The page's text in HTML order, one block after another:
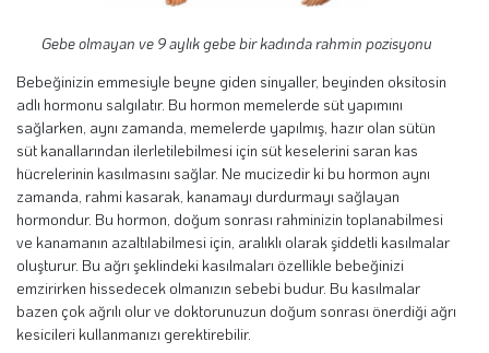
Gebe olmayan ve 9 aylık gebe bir kadında rahmin pozisyonu
Bebeğinizin emmesiyle beyne giden sinyaller, beyinden oksitosin
adlı hormonu salgılatır. Bu hormon memelerde süt yapımını
sağlarken, aynı zamanda, memelerde yapılmış, hazır olan sütün
süt kanallarından ilerletilebilmesi için süt keselerini saran kas
hücrelerinin kasılmasını sağlar. Ne mucizedir ki bu hormon aynı
zamanda, rahmi kasarak, kanamayı durdurmayı sağlayan
hormondur. Bu hormon, doğum sonrası rahminizin toplanabilmesi
ve kanamanın azaltılabilmesi için, aralıklı olarak şiddetli kasılmalar
oluşturur. Bu ağrı şeklindeki kasılmaları özellikle bebeğinizi
emzirirken hissedecek olmanızın sebebi budur. Bu kasılmalar
bazen çok ağrılı olur ve doktorunuzun doğum sonrası önerdiği ağrı
kesicileri kullanmanızı gerektirebilir.